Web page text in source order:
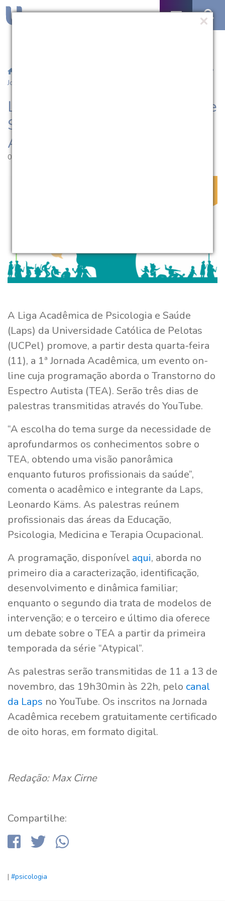
/ Liga Acadêmica de Psicologia e Saúde promove 1ª
Jornada Acadêmica
Liga Acadêmica de Psicologia e
Saúde promove 1ª Jornada
Acadêmica
09.11.2020 | 16:09
A Liga Acadêmica de Psicologia e Saúde
(Laps) da Universidade Católica de Pelotas
(UCPel) promove, a partir desta quarta-feira
(11), a 1ª Jornada Acadêmica, um evento on-
line cuja programação aborda o Transtorno do
Espectro Autista (TEA). Serão três dias de
palestras transmitidas através do YouTube.
“A escolha do tema surge da necessidade de
aprofundarmos os conhecimentos sobre o
TEA, obtendo uma visão panorâmica
enquanto futuros profissionais da saúde”,
comenta o acadêmico e integrante da Laps,
Leonardo Käms. As palestras reúnem
profissionais das áreas da Educação,
Psicologia, Medicina e Terapia Ocupacional.
A programação, disponível aqui, aborda no
primeiro dia a caracterização, identificação,
desenvolvimento e dinâmica familiar;
enquanto o segundo dia trata de modelos de
intervenção; e o terceiro e último dia oferece
um debate sobre o TEA a partir da primeira
temporada da série “Atypical”.
As palestras serão transmitidas de 11 a 13 de
novembro, das 19h30min às 22h, pelo canal
da Laps no YouTube. Os inscritos na Jornada
Acadêmica recebem gratuitamente certificado
de oito horas, em formato digital.
Redação: Max Cirne
Compartilhe:
| #psicologia